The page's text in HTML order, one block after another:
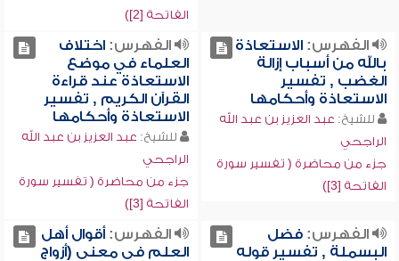
الفاتحة [2])
الفهرس:الاستعاذة
بالله من أسباب إزالة
الغضب , تفسير
الاستعاذة وأحكامها
للشيخ: عبد العزيز بن عبد الله
الراجحي
جزء من محاضرة ( تفسير سورة
الفاتحة [3])
الفهرس:اختلاف
العلماء في موضع
الاستعاذة عند قراءة
القرآن الكريم , تفسير
الاستعاذة وأحكامها
للشيخ: عبد العزيز بن عبد الله
الراجحي
جزء من محاضرة ( تفسير سورة
الفاتحة [3])
الفهرس:فضل
البسملة , تفسير قوله
الفهرس:أقوال أهل
العلم في معنى (أزواج